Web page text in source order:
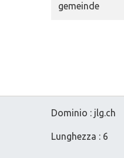
gemeinde
Dominio : jlg.ch
Lunghezza : 6